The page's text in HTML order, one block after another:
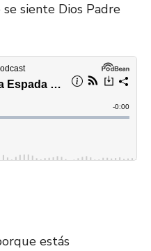
siente Dios Padre
estás